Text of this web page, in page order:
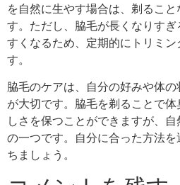
を自然に生やす場合は、剃るこ
す。ただし、脇毛が長くなりす
すくなるため、定期的にトリミ
す。
脇毛のケアは、自分の好みや体
が大切です。脇毛を剃ることで
しさを保つことができますが、
の一つです。自分に合った方法
ちましょう。